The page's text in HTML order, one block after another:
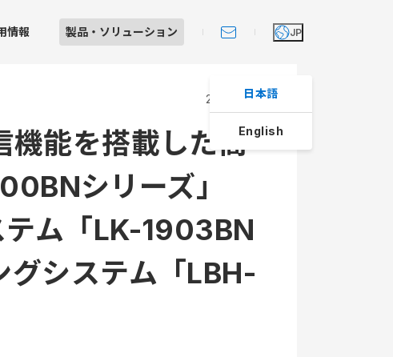
ナンスへの取り組み
統制システム
プライアンス
スクマネジメント
業行動規範
情報 製品・ ソリューション JP
日本語
English
2017.10.16
機能を搭載した高
シリーズ」
テム「LK-1903BN
グシステム「LBH-